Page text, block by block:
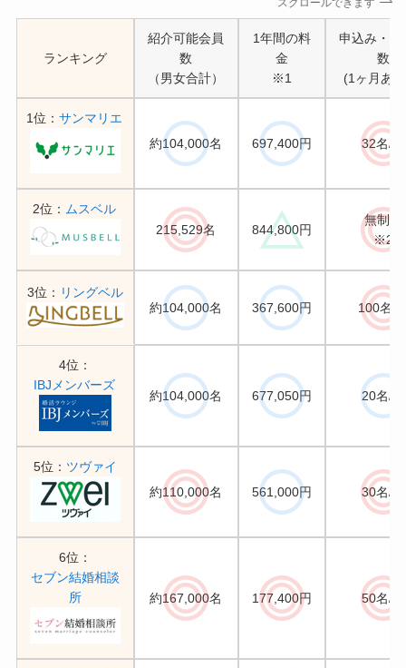
スクロールできます
ランキング
紹介可能会員
数
（男女合計）
1年間の料
金
※1
申込み・紹
数
(1ヶ月あ
1位：サンマリエ
約104,000名
697,400円 32名/月
2位： ムスベル
215,529名
844,800円
無制限
※2
3位： リングベル
約104,000名
367,600円 100名/
4位：
IBJメンバーズ
約104,000名 677,050円 20名/月
5位： ツヴァイ
約110,000名
561,000円 30名/月
6位：
セブン結婚相談
所
約167,000名 177,400円 50名/月